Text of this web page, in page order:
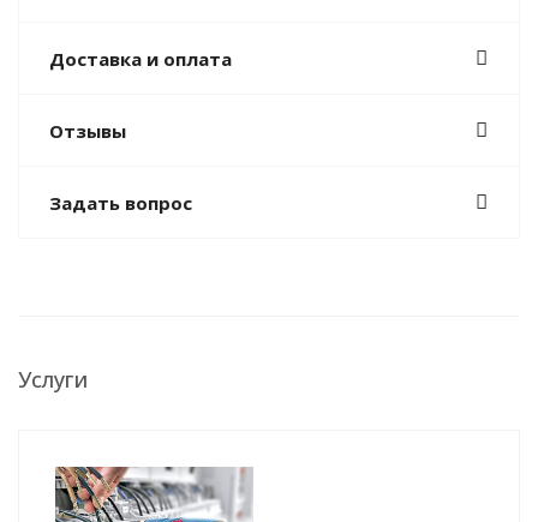
Доставка и оплата
Отзывы
Задать вопрос
Услуги